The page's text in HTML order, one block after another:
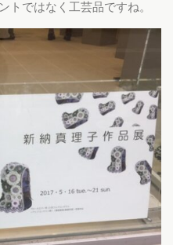
トではなく工芸品ですね。